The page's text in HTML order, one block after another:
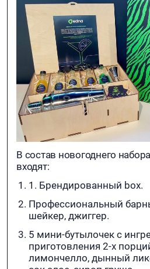
В состав новогоднего
входят:
1. Брендированный box.
Профессиональный
шейкер, джиггер.
5 мини-бутылочек с
приготовления 2-х
лимончелло, дынный